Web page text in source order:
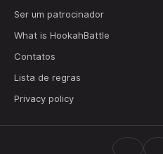
Ser um patrocinador
What is HookahBattle
Contatos
Lista de regras
Privacy policy